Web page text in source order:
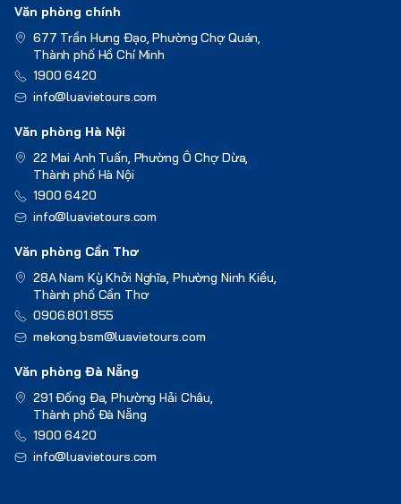
Văn phòng chính
677 Trần Hưng Đạo, Phường Chợ Quán,
Thành phố Hồ Chí Minh
1900 6420
info@luavietours.com
Văn phòng Hà Nội
22 Mai Anh Tuấn, Phường Ô Chợ Dừa,
Thành phố Hà Nội
1900 6420
info@luavietours.com
Văn phòng Cần Thơ
28A Nam Kỳ Khởi Nghĩa, Phường Ninh Kiều,
Thành phố Cần Thơ
0906.801.855
mekong.bsm@luavietours.com
Văn phòng Đà Nẵng
291 Đống Đa, Phường Hải Châu,
Thành phố Đà Nẵng
1900 6420
info@luavietours.com